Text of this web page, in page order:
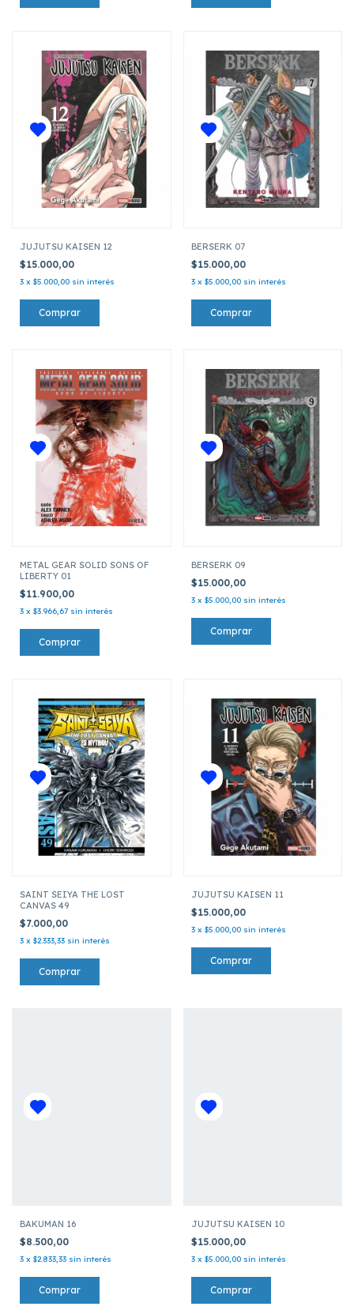
JUJUTSU KAISEN 12
$15.000,00
3 x $5.000,00 sin interés
BERSERK 07
$15.000,00
3 x $5.000,00 sin interés
METAL GEAR SOLID SONS OF
LIBERTY 01
$11.900,00
3 x $3.966,67 sin interés
BERSERK 09
$15.000,00
3 x $5.000,00 sin interés
SAINT SEIYA THE LOST
CANVAS 49
$7.000,00
3 x $2.333,33 sin interés
JUJUTSU KAISEN 11
$15.000,00
3 x $5.000,00 sin interés
BAKUMAN 16
$8.500,00
3 x $2.833,33 sin interés
JUJUTSU KAISEN 10
$15.000,00
3 x $5.000,00 sin interés